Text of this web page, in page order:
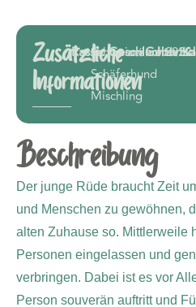
Zusätzliche
Informationen
Rasse:Schweizer
Schäferhund
Mischling
Geschlecht:
männlich2022
Beschreibung
Der junge Rüde braucht Zeit
und Menschen zu gewöhnen,
alten Zuhause so. Mittlerweile
Personen eingelassen und
verbringen. Dabei ist es vor
Person souverän auftritt und